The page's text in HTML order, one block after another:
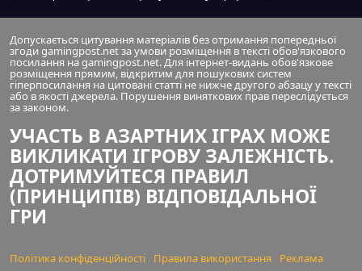
Допускається цитування матеріалів без отримання попередньої
згоди gamingpost.net за умови розміщення в тексті обов'язкового
посилання на gamingpost.net. Для інтернет-видань обов'язкове
розміщення прямим, відкритим для пошукових систем
гіперпосилання на цитовані статті не нижче другого абзацу у тексті
або в якості джерела. Порушення виняткових прав переслідується
за законом.
УЧАСТЬ В АЗАРТНИХ ІГРАХ МОЖЕ
ВИКЛИКАТИ ІГРОВУ ЗАЛЕЖНІСТЬ.
ДОТРИМУЙТЕСЯ ПРАВИЛ
(ПРИНЦИПІВ) ВІДПОВІДАЛЬНОЇ
ГРИ
Політика конфіденційності Правила використання
Реклама